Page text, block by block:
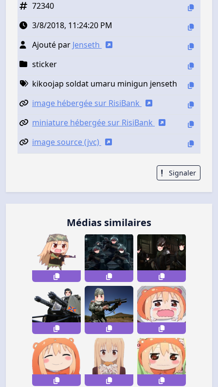
72340
3/8/2018, 11:24:20 PM
Ajouté par Jenseth
sticker
kikoojap soldat umaru minigun jenseth
image hébergée sur RisiBank
miniature hébergée sur RisiBank
image source (jvc)
Signaler
Médias similaires